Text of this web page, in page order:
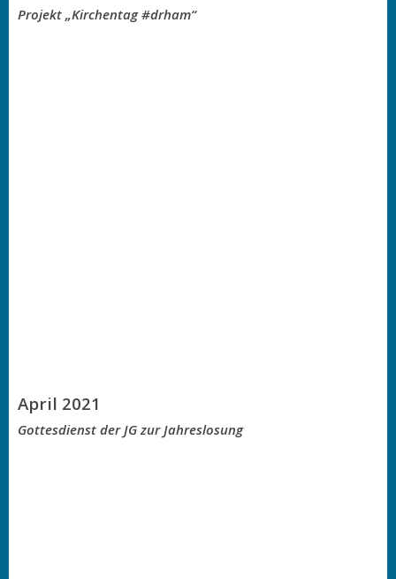
Projekt „Kirchentag #drham“
April 2021
Gottesdienst der JG zur Jahreslosung